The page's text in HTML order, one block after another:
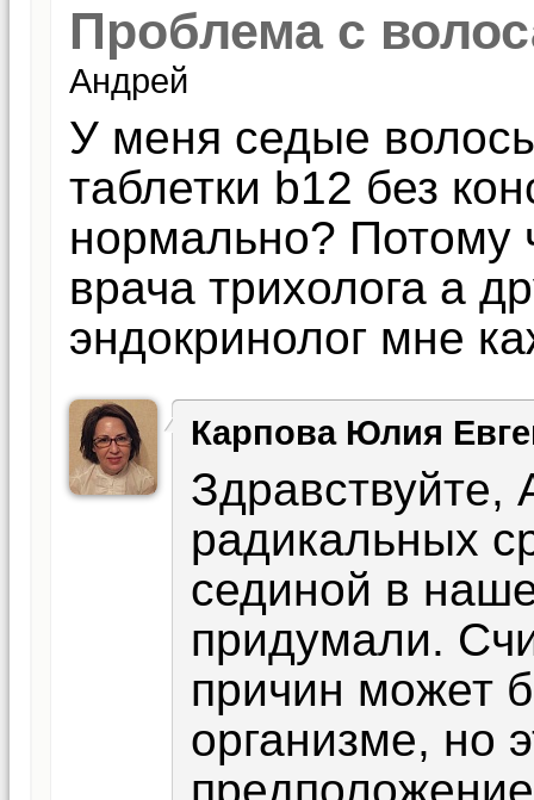
Проблема с
Андрей
У меня седые
таблетки b12 без
нормально? Потому
врача трихолога а
эндокринолог мне
Карпова Юлия
радикальных
сединой в
придумали.
причин может
организме, но